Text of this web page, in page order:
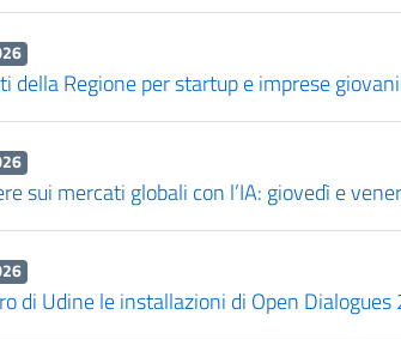
della Regione per startup e imprese
sui mercati globali con l’IA: giovedì e
di Udine le installazioni di Open Dialogues